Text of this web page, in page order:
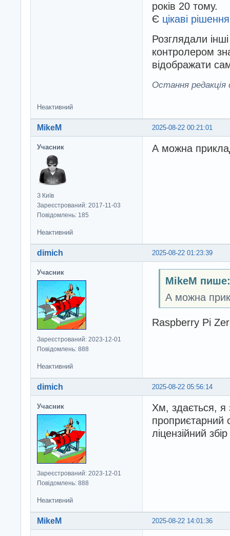
років 20 тому.
Є цікаві рішення
Розглядали
контролером
відображати
Остання редакція
Неактивний
2025-08-22 00:21:01
MikeM
Учасник
З Київ
Зареєстрований: 2017-11-03
Повідомлень: 185
А можна
Неактивний
2025-08-22 01:23:39
dimich
Учасник
Зареєстрований: 2023-12-01
Повідомлень: 888
MikeM пише:
А можна
Raspberry Pi
Неактивний
2025-08-22 05:56:14
dimich
Учасник
Зареєстрований: 2023-12-01
Повідомлень: 888
Хм, здається, я
проприєтарний
ліцензійний
Неактивний
2025-08-22 14:01:36
MikeM